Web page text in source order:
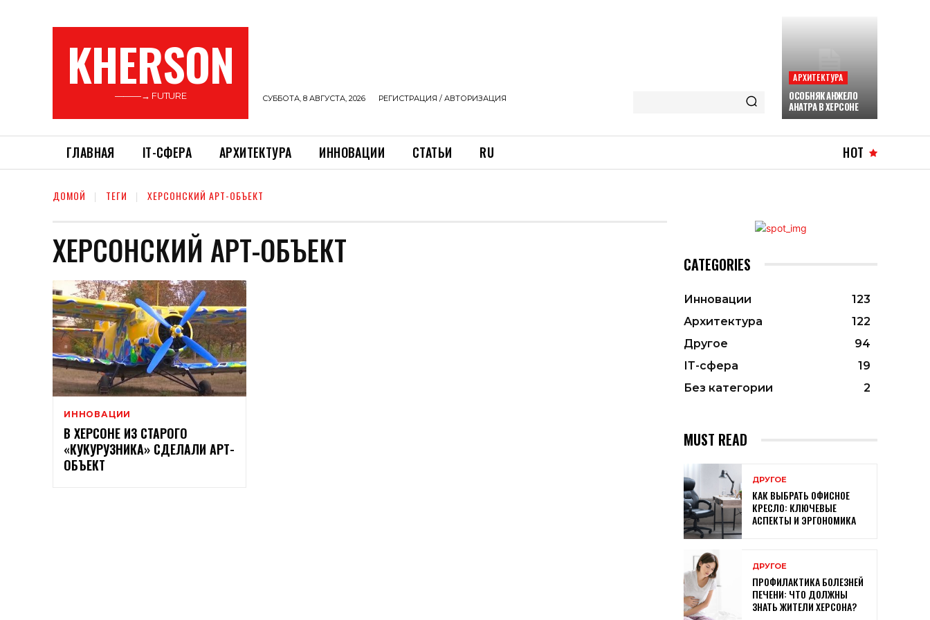
KHERSON
———→ FUTURE СУББОТА, 8 АВГУСТА, 2026 РЕГИСТРАЦИЯ / АВТОРИЗАЦИЯ
АРХИТЕКТУРА
ОСОБНЯК АНЖЕЛО
АНАТРА В ХЕРСОНЕ
ГЛАВНАЯ ІТ-СФЕРА АРХИТЕКТУРА ИННОВАЦИИ СТАТЬИ RU HOT
ДОМОЙ ТЕГИ ХЕРСОНСКИЙ АРТ-ОБЪЕКТ
ХЕРСОНСКИЙ АРТ-ОБЪЕКТ
ИННОВАЦИИ
В ХЕРСОНЕ ИЗ СТАРОГО
«КУКУРУЗНИКА» СДЕЛАЛИ АРТ-
ОБЪЕКТ
CATEGORIES
Инновации
123
Архитектура
122
Другое
94
ІТ-сфера
19
Без категории
2
MUST READ
ДРУГОЕ
КАК ВЫБРАТЬ ОФИСНОЕ
КРЕСЛО: КЛЮЧЕВЫЕ
АСПЕКТЫ И ЭРГОНОМИКА
ДРУГОЕ
ПРОФИЛАКТИКА БОЛЕЗНЕЙ
ПЕЧЕНИ: ЧТО ДОЛЖНЫ
ЗНАТЬ ЖИТЕЛИ ХЕРСОНА?